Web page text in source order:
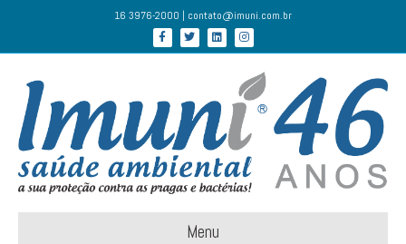
16 3976-2000 | contato@imuni.com.br
FacebookTwitterLinkedinInstagram
Menu